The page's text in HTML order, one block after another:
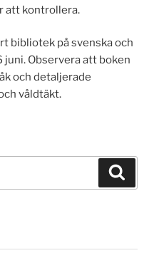
att kontrollera.
bibliotek på svenska och
juni. Observera att boken
och detaljerade
våldtäkt.